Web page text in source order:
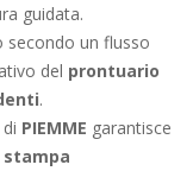
guidata.
secondo un flusso
del prontuario
.
PIEMME garantisce
stampa